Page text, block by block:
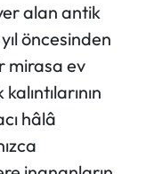
alan antik
öncesinden
mirasa ev
hâlâ